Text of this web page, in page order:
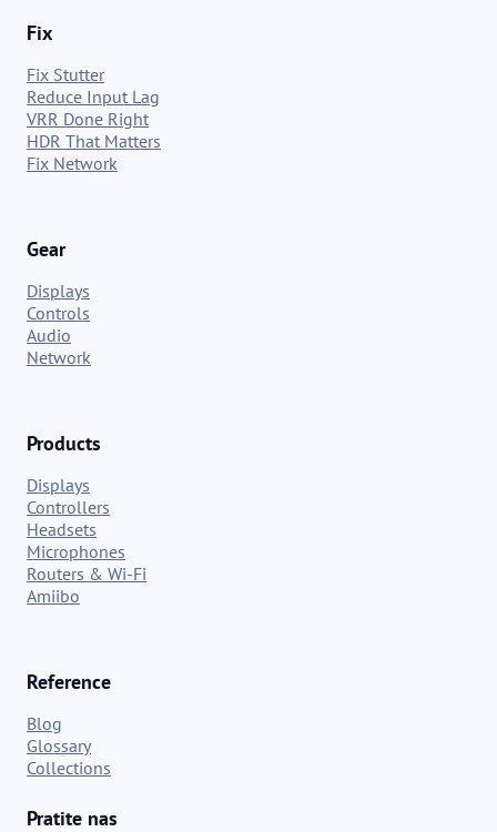
Fix
Fix Stutter
Reduce Input Lag
VRR Done Right
HDR That Matters
Fix Network
Gear
Displays
Controls
Audio
Network
Products
Displays
Controllers
Headsets
Microphones
Routers & Wi-Fi
Amiibo
Reference
Blog
Glossary
Collections
Pratite nas